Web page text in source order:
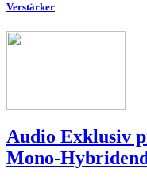
Verstärker
Audio Exklusiv
Mono-